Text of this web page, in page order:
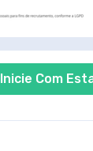
Inicie Com